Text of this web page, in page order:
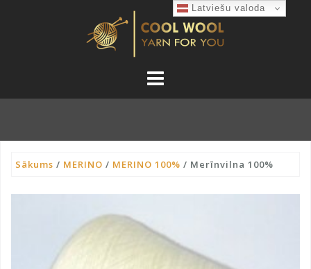
Sākums / MERINO / MERINO 100% / Merīnvilna 100%
Latviešu valoda